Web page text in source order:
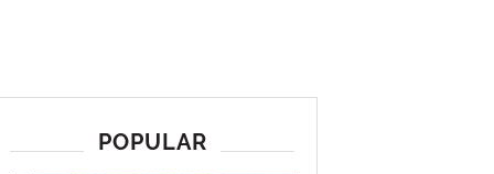
POPULAR